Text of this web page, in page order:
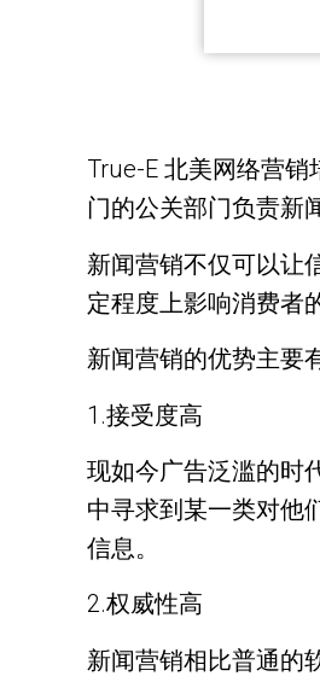
True-E 北美网络营
门的公关部门负责新
新闻营销不仅可以让
定程度上影响消费者
新闻营销的优势主要
1.接受度高
现如今广告泛滥的时
中寻求到某一类对他
信息。
2.权威性高
新闻营销相比普通的